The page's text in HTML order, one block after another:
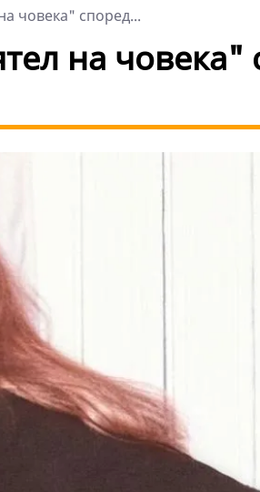
човека" според...
на човека"